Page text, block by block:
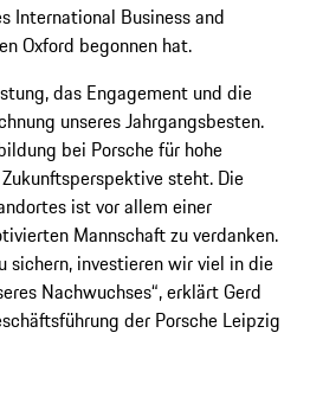
International Business and
Oxford begonnen hat.
das Engagement und die
unseres Jahrgangsbesten.
bei Porsche für hohe
steht. Die
ist vor allem einer
Mannschaft zu verdanken.
sichern, investieren wir viel in die
Nachwuchses“, erklärt Gerd
der Porsche Leipzig